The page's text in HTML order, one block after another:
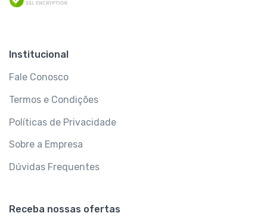
Institucional
Fale Conosco
Termos e Condições
Políticas de Privacidade
Sobre a Empresa
Dúvidas Frequentes
Receba nossas ofertas